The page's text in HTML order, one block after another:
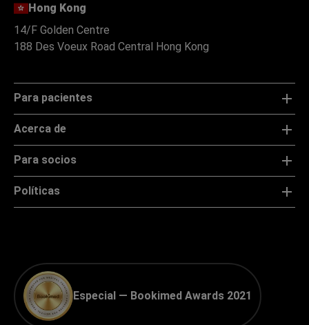
Hong Kong
14/F Golden Centre
188 Des Voeux Road Central Hong Kong
Para pacientes
Acerca de
Para socios
Políticas
Especial — Bookimed Awards 2021